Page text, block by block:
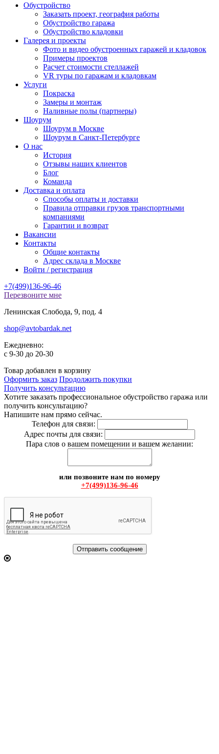
Обустройство
Заказать проект, география работы
Обустройство гаража
Обустройство кладовки
Галерея и проекты
Фото и видео обустроенных гаражей и кладовок
Примеры проектов
Расчет стоимости стеллажей
VR туры по гаражам и кладовкам
Услуги
Покраска
Замеры и монтаж
Наливные полы (партнеры)
Шоурум
Шоурум в Москве
Шоурум в Санкт-Петербурге
О нас
История
Отзывы наших клиентов
Блог
Команда
Доставка и оплата
Способы оплаты и доставки
Правила отправки грузов транспортными
компаниями
Гарантии и возврат
Вакансии
Контакты
Общие контакты
Адрес склада в Москве
Войти / регистрация
+7(499)136-96-46
Перезвоните мне
Ленинская Слобода, 9, под. 4
shop@avtobardak.net
Ежедневно:
c 9-30 до 20-30
Товар добавлен в корзину
Оформить заказ Продолжить покупки
Получить консультацию
Хотите заказать профессиональное обустройство гаража или
получить консультацию?
Напишите нам прямо сейчас.
Телефон для связи:
Адрес почты для связи:
Пара слов о вашем помещении и вашем желании:
или позвоните нам по номеру
+7(499)136-96-46